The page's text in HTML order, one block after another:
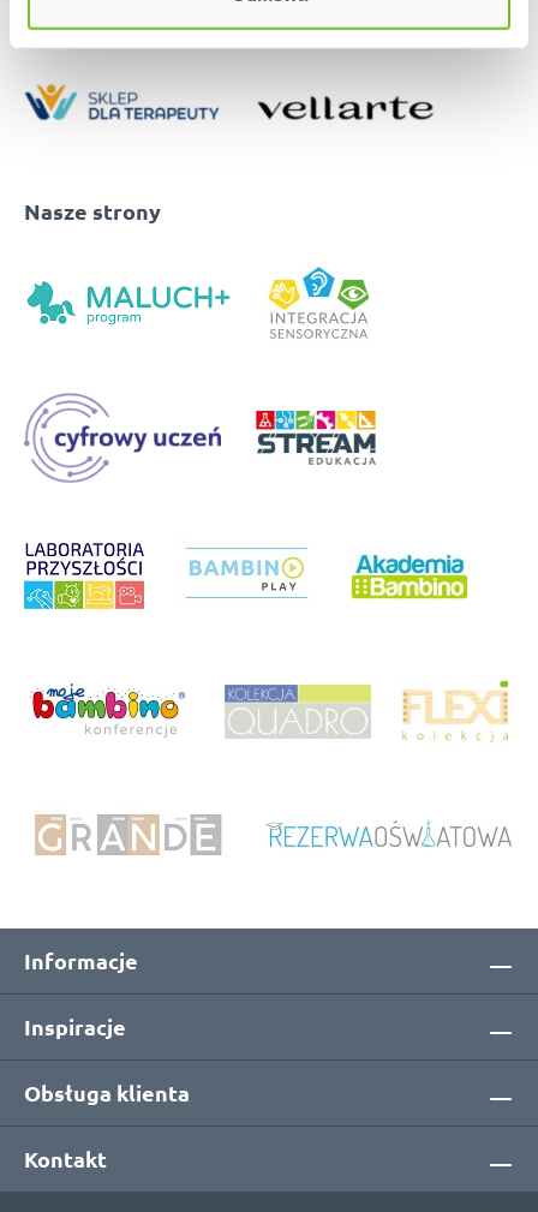
Nasze strony
Informacje
Inspiracje
Obsługa klienta
Kontakt